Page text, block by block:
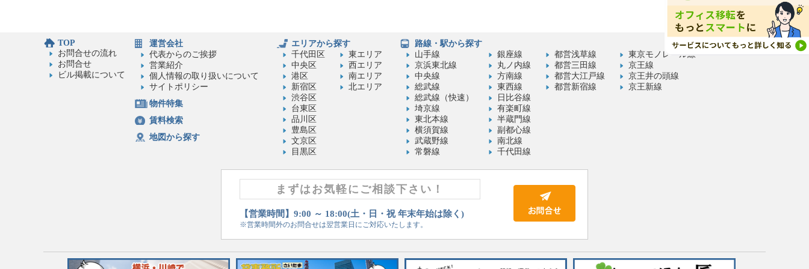
TOP
お問合せの流れ
お問合せ
ビル掲載について
運営会社
代表からのご挨拶
営業紹介
個人情報の取り扱いについて
サイトポリシー
物件特集
賃料検索
地図から探す
エリアから探す
千代田区
中央区
港区
新宿区
渋谷区
台東区
品川区
豊島区
文京区
目黒区
東エリア
西エリア
南エリア
北エリア
路線・駅から探す
山手線
京浜東北線
中央線
総武線
総武線（快速）
埼京線
東北本線
横須賀線
武蔵野線
常磐線
銀座線
丸ノ内線
方南線
東西線
日比谷線
有楽町線
半蔵門線
副都心線
南北線
千代田線
都営浅草線
都営三田線
都営大江戸線
都営新宿線
東京モノレール線
京王線
京王井の頭線
京王新線
まずはお気軽にご相談下さい！
【営業時間】9:00 ～ 18:00(土・日・祝 年末年始は除く)
※営業時間外のお問合せは翌営業日にご対応いたします。